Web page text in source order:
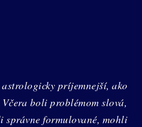
astrologicky príjemnejší, ako
boli problémom slová,
správne formulované, mohli